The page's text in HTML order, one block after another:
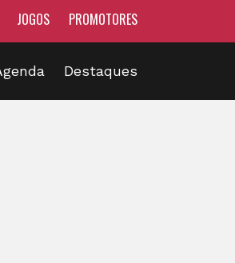
JOGOS PROMOTORES
Destaques